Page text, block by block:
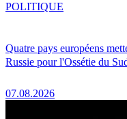
Quatre pays européens
Russie pour l'Ossétie du
07.08.2026
POLITIQUE